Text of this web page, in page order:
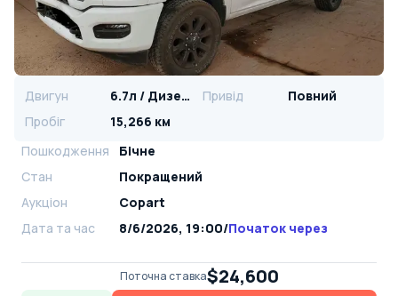
Двигун 6.7л / Дизель Привід
Повний
Пробіг
15,266 км
Пошкодження
Бічне
Стан
Покращений
Аукціон
Copart
Дата та час
8/6/2026, 19:00/Початок через
Поточна ставка$24,600